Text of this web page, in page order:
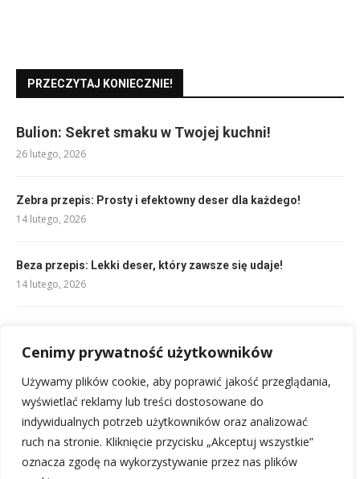
Cenimy prywatność użytkowników
Używamy plików cookie, aby poprawić jakość przeglądania,
wyświetlać reklamy lub treści dostosowane do
indywidualnych potrzeb użytkowników oraz analizować
ruch na stronie. Kliknięcie przycisku „Akceptuj wszystkie”
oznacza zgodę na wykorzystywanie przez nas plików
PRZECZYTAJ KONIECZNIE!
Bulion: Sekret smaku w Twojej kuchni!
26 lutego, 2026
Zebra przepis: Prosty i efektowny deser dla każdego!
14 lutego, 2026
Beza przepis: Lekki deser, który zawsze się udaje!
14 lutego, 2026
14 lutego, 2026
Sałatka z tuńczykiem warstwowa przepis: prosto i pysznie!
14 lutego, 2026